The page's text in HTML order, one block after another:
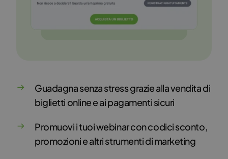
Guadagna senza stress grazie alla vendita di
biglietti online e ai pagamenti sicuri
Promuovi i tuoi webinar con codici sconto,
promozioni e altri strumenti di marketing